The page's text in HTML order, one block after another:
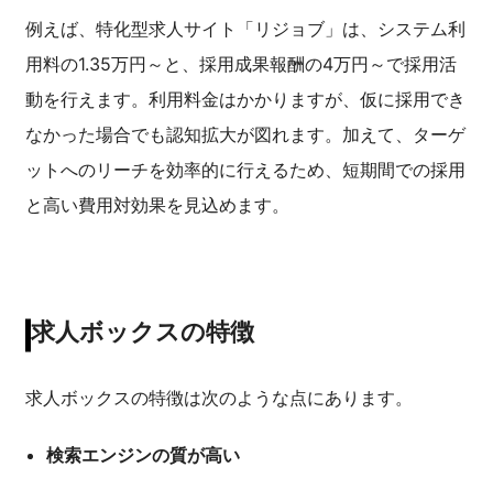
例えば、特化型求人サイト「リジョブ」は、システム利
用料の1.35万円～と、採用成果報酬の4万円～で採用活
動を行えます。利用料金はかかりますが、仮に採用でき
なかった場合でも認知拡大が図れます。加えて、ターゲ
ットへのリーチを効率的に行えるため、短期間での採用
と高い費用対効果を見込めます。
求人ボックスの特徴
求人ボックスの特徴は次のような点にあります。
検索エンジンの質が高い